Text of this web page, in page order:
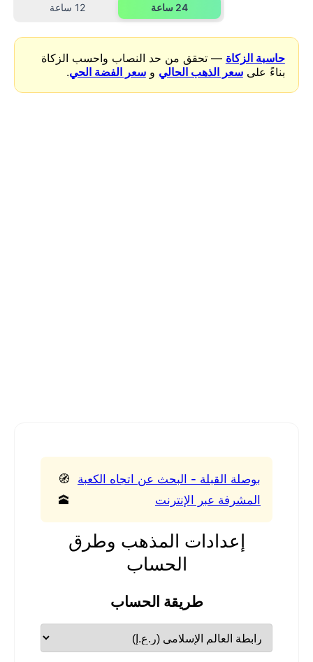
24 ساعة 12 ساعة
حاسبة الزكاة — تحقق من حد النصاب واحسب الزكاة
بناءً علىسعر الذهب الحالي وسعر الفضة الحي.
بوصلة القبلة - البحث عن اتجاه الكعبة
المشرفة عبر الإنترنت
🧭
🕋
إعدادات المذهب وطرق
الحساب
طريقة الحساب